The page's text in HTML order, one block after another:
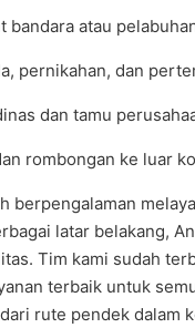
bandara atau
pernikahan, dan
dan tamu
rombongan ke luar
berpengalaman
latar belakang,
Tim kami sudah
terbaik untuk
rute pendek dalam